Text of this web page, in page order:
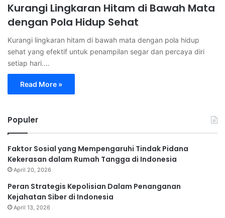
Kurangi Lingkaran Hitam di Bawah Mata
dengan Pola Hidup Sehat
Kurangi lingkaran hitam di bawah mata dengan pola hidup
sehat yang efektif untuk penampilan segar dan percaya diri
setiap hari.…
Read More »
Populer
Faktor Sosial yang Mempengaruhi Tindak Pidana
Kekerasan dalam Rumah Tangga di Indonesia
April 20, 2026
Peran Strategis Kepolisian Dalam Penanganan
Kejahatan Siber di Indonesia
April 13, 2026